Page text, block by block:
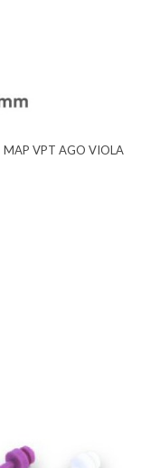
MAP VPT AGO VIOLA